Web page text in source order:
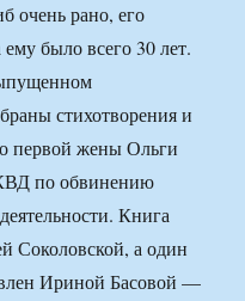
очень рано, его
ему было всего 30 лет.
стихотворения и
первой жены Ольги
по обвинению
Книга
Соколовской, а один
Ириной Басовой —